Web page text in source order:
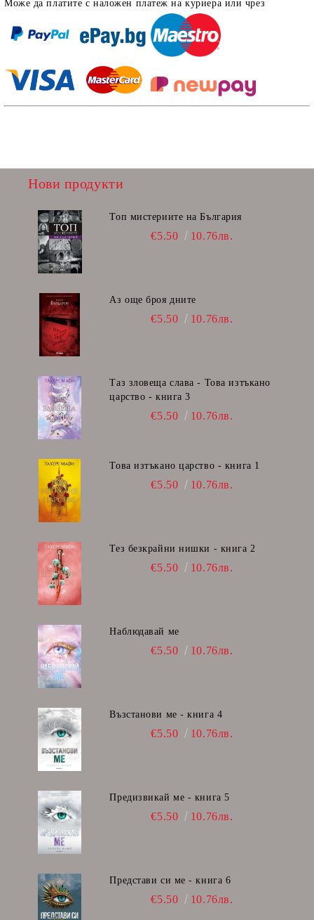
Може да платите с наложен платеж на куриера или чрез
Нови продукти
Топ мистериите на България
€5.50 10.76лв.
Аз още броя дните
€5.50 10.76лв.
Таз зловеща слава - Това изтъкано
царство - книга 3
€5.50 10.76лв.
Това изтъкано царство - книга 1
€5.50 10.76лв.
Тез безкрайни нишки - книга 2
€5.50 10.76лв.
Наблюдавай ме
€5.50 10.76лв.
Възстанови ме - книга 4
€5.50 10.76лв.
Предизвикай ме - книга 5
€5.50 10.76лв.
Представи си ме - книга 6
€5.50 10.76лв.